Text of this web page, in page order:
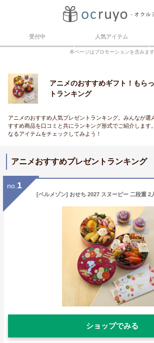
受付中 人気アイテム
本ページはプロモーションを含みます
アニメのおすすめギフト！もら
トランキング
アニメのおすすめ人気プレゼントランキング。みんなが選
すすめ商品を口コミと共にランキング形式でご紹介します
なるアイテムをチェックしてみよう！
アニメおすすめプレゼントランキング
no. 1
ショップでみる